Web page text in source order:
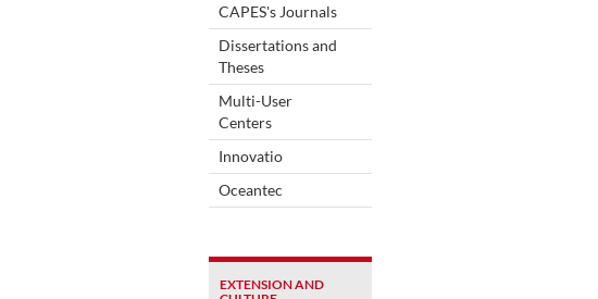
CAPES's Journals
Dissertations and
Theses
Multi-User
Centers
Innovatio
Oceantec
EXTENSION AND